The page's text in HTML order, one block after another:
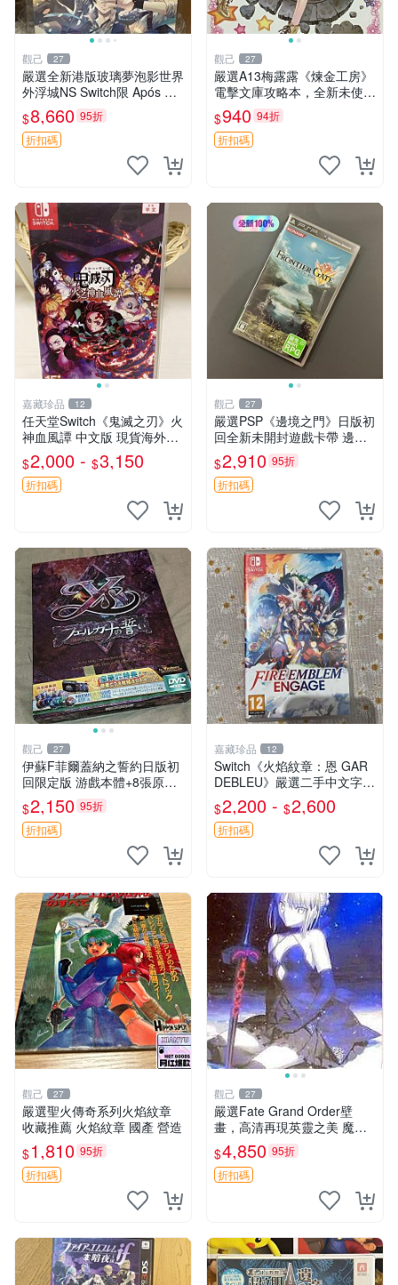
觀己 27
嚴選全新港版玻璃夢泡影世界
外浮城NS Switch限 Após 新
發行乙女遊戲收藏版 恐龍王
蛇妖 女神
$8,660 95折
折扣碼
觀己 27
嚴選A13梅露露《煉金工房》
電擊文庫攻略本，全新未使用
角色扮演 電擊文庫 煉金工房
$940 94折
折扣碼
嘉藏珍品 12
任天堂Switch《鬼滅之刃》火
神血風譚 中文版 現貨海外原
裝卡帶 二手全新質檢 港日歐
美隨機發送 鬼滅之刃 Switch
卡帶 中文版 任天堂官方
$2,000 - $3,150
折扣碼
觀己 27
嚴選PSP《邊境之門》日版初
回全新未開封遊戲卡帶 邊境
之門 PSP 日版 新品 無拆封
測試過
$2,910 95折
折扣碼
觀己 27
伊蘇F菲爾蓋納之誓約日版初
回限定版 游戲本體+8張原聲
CD 大盒裝 憑證齊全 輕便好
運輸 F傳奇啟程 日版收藏 游
戲大作
$2,150 95折
折扣碼
嘉藏珍品 12
Switch《火焰紋章：恩 GAR
DEBLEU》嚴選二手中文字幕
遊戲卡帶 正版 港日美三種可
選 純盒販 帶盒不議 恩 GARD
EBLEU 港版 日版
$2,200 - $2,600
折扣碼
觀己 27
嚴選聖火傳奇系列火焰紋章
收藏推薦 火焰紋章 國產 營造
$1,810 95折
折扣碼
觀己 27
嚴選Fate Grand Order壁
畫，高清再現英靈之美 魔法
少女 國民度高
$4,850 95折
折扣碼